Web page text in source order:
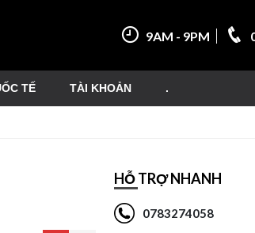
9AM - 9PM
TẾ TÀI KHOẢN .
HỖ TRỢ NHANH
0783274058